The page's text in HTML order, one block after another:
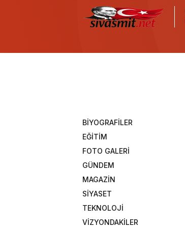
BİYOGRAFİLER
EĞİTİM
FOTO GALERİ
GÜNDEM
MAGAZİN
SİYASET
TEKNOLOJİ
VİZYONDAKİLER